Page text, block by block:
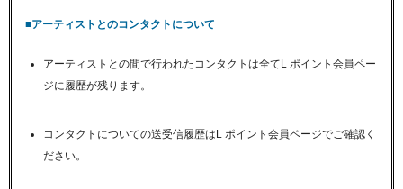
■アーティストとのコンタクトについて
アーティストとの間で行われたコンタクトは全てL ポイント会員ペー
ジに履歴が残ります。
コンタクトについての送受信履歴はL ポイント会員ページでご確認く
ださい。